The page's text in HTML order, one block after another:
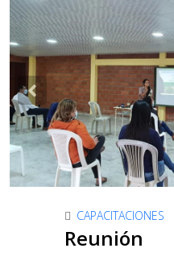
Previous
CAPACITACIONES
Reunión